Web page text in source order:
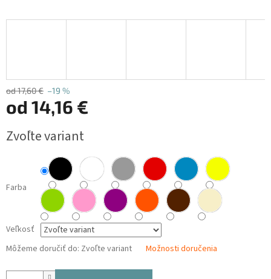
od 17,60 € –19 %
od 14,16 €
cena:
Zvoľte variant
Farba
Veľkosť
Môžeme doručiť do: Zvoľte variant Možnosti doručenia